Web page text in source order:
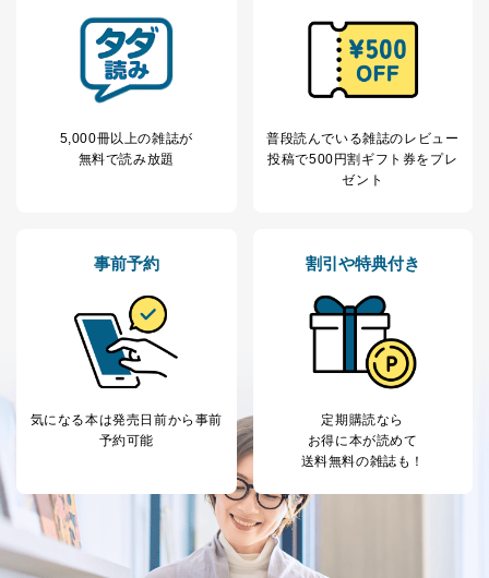
き。
公衆衛生の向上または児童の健全な育成の推進のため
に特に必要がある場合であって、本人の同意を得るこ
とが困難である場合。
た者が法令の定める事務を遂行することに対して協力
する必要がある場合であって、本人の同意を得ること
により当該事務の遂行に支障を及ぼすおそれがあると
託・提供する場合、その業務に必要な範囲で委託・提
委託・提供先企業は具体的には以下のような企業です
が、これらに限りません。
委託先：カスタマーサポート支援会社 、クレジッ
トカード決済などの決済代行・料金回収会社、広
告配信サービス会社
店など商品の供給者、梱包会社、配送会社、新聞
販売店などの梱包・配送・配達会社
４．開示対象個人情報の「開示」「訂正」等の請求につ
いて
当社は、本人から、開示対象個人情報について利用目的
の通知を求められた場合には、遅滞なくこれに応じま
5,000冊以上の雑誌が
無料で読み放題
普段読んでいる雑誌のレビュー
投稿で500円割ギフト券をプレ
ゼント
事前予約
気になる本は発売日前から事前
予約可能
割引や特典付き
定期購読なら
お得に本が読めて
送料無料の雑誌も！